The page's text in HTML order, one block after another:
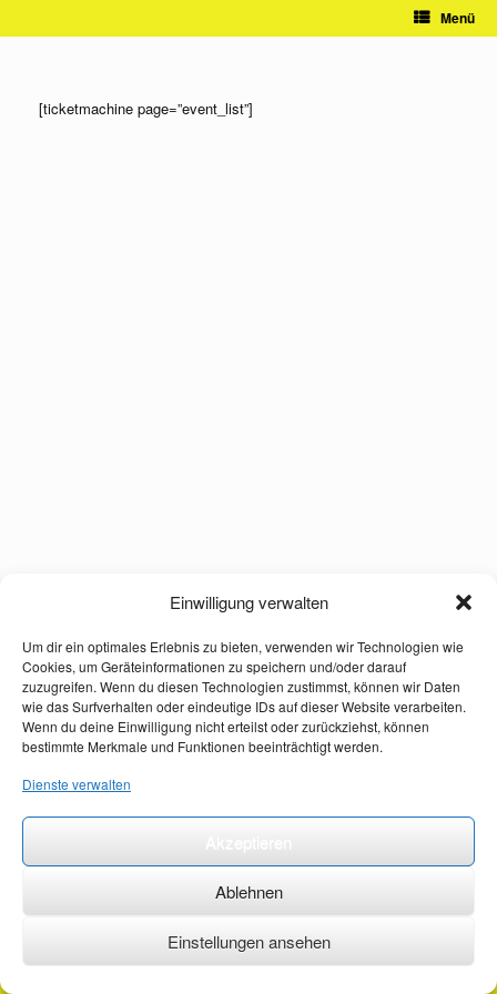
Einwilligung verwalten
Um dir ein optimales Erlebnis zu bieten, verwenden wir Technologien wie
Cookies, um Geräteinformationen zu speichern und/oder darauf
zuzugreifen. Wenn du diesen Technologien zustimmst, können wir Daten
wie das Surfverhalten oder eindeutige IDs auf dieser Website verarbeiten.
Wenn du deine Einwilligung nicht erteilst oder zurückziehst, können
bestimmte Merkmale und Funktionen beeinträchtigt werden.
Dienste verwalten
Ablehnen
Einstellungen ansehen
Menü
[ticketmachine page=”event_list”]
©2026 ·erstehilfekurs-mauch.de ·AGB ·Datenschutzerklärung ·Impressum ·